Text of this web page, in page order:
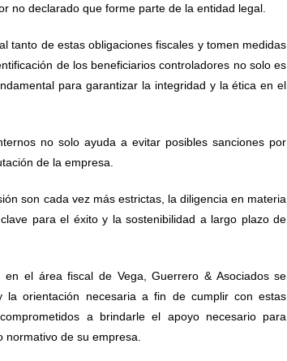
no declarado que forme parte de la entidad legal.
tanto de estas obligaciones fiscales y tomen medidas
de los beneficiarios controladores no solo es
para garantizar la integridad y la ética en el
no solo ayuda a evitar posibles sanciones por
de la empresa.
son cada vez más estrictas, la diligencia en materia
para el éxito y la sostenibilidad a largo plazo de
el área fiscal de Vega, Guerrero & Asociados se
la orientación necesaria a fin de cumplir con estas
a brindarle el apoyo necesario para
de su empresa.